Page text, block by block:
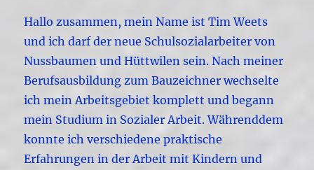
Hallo zusammen, mein Name ist Tim Weets
und ich darf der neue Schulsozialarbeiter von
Nussbaumen und Hüttwilen sein. Nach meiner
Berufsausbildung zum Bauzeichner wechselte
ich mein Arbeitsgebiet komplett und begann
mein Studium in Sozialer Arbeit. Währenddem
konnte ich verschiedene praktische
Erfahrungen in der Arbeit mit Kindern und